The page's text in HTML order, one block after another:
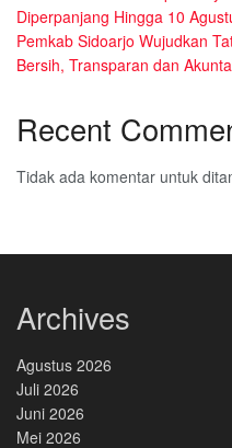
Diperpanjang Hingga 10
Pemkab Sidoarjo Wujudkan
Bersih, Transparan dan
Recent
Tidak ada komentar untuk
Archives
Agustus 2026
Juli 2026
Juni 2026
Mei 2026